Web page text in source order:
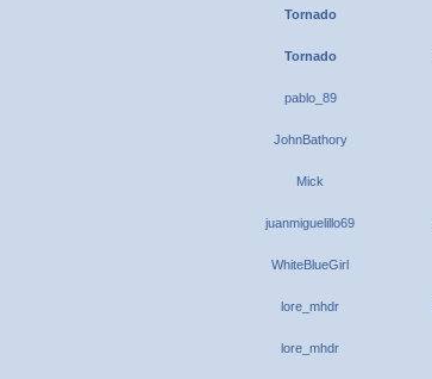
Tornado
Tornado
pablo_89
JohnBathory
Mick
juanmiguelillo69
WhiteBlueGirl
lore_mhdr
lore_mhdr